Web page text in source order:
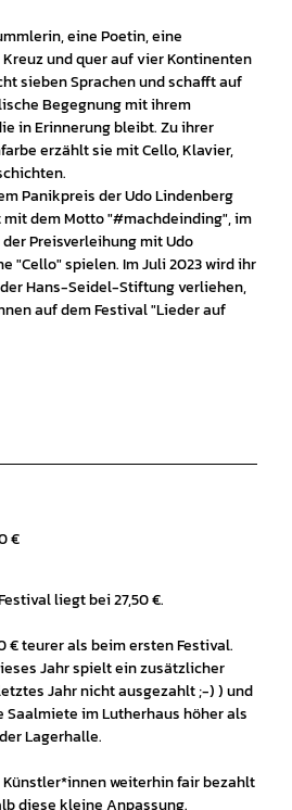
eine Poetin, eine
und quer auf vier Kontinenten
sieben Sprachen und schafft auf
Begegnung mit ihrem
in Erinnerung bleibt. Zu ihrer
erzählt sie mit Cello, Klavier,
Panikpreis der Udo Lindenberg
dem Motto "#machdeinding", im
Preisverleihung mit Udo
"Cello" spielen. Im Juli 2023 wird ihr
Hans-Seidel-Stiftung verliehen,
auf dem Festival "Lieder auf
€
liegt bei 27,50 €.
€ teurer als beim ersten Festival.
Jahr spielt ein zusätzlicher
Jahr nicht ausgezahlt ;-) ) und
im Lutherhaus höher als
Lagerhalle.
weiterhin fair bezahlt
diese kleine Anpassung.